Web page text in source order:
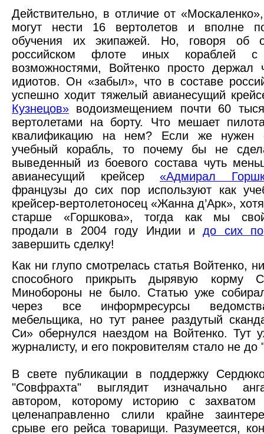
Действительно, в отличие от
могут нести 16 вертолетов и вполне
обучения их экипажей. Но, говоря об
российском флоте иных кораблей с
возможностями, Войтенко просто держал
идиотов. Он «забыл», что в составе
успешно ходит тяжелый авианесущий
Кузнецов» водоизмещением почти 60
вертолетами на борту. Что мешает
квалификацию на нем? Если же нужен
учебный корабль, то почему бы не
выведенный из боевого состава чуть
авианесущий крейсер «Адмирал
французы до сих пор используют как
крейсер-вертолетоносец «Жанна д’Арк»,
старше «Горшкова», тогда как мы
продали в 2004 году Индии идо сих
завершить сделку!
Как ни глупо смотрелась статья Войтенко,
способного прикрыть дырявую корму
Минобороны не было. Статью уже
через все информресурсы
мебельщика, но тут ранее раздутый
Си» обернулся наездом на Войтенко. Тут
журналисту, и его покровителям стало не
В свете публикации в поддержку
"Совфрахта" выглядит изначально
автором, которому историю с захватом
целенаправленно слили крайне
срыве его рейса товарищи. Разумеется,